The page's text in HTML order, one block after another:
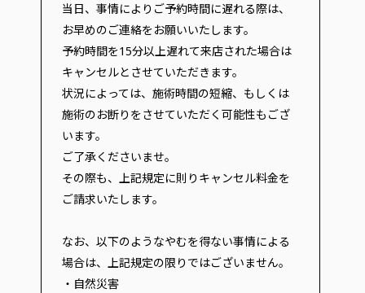
当日、事情によりご予約時間に遅れる際は、
お早めのご連絡をお願いいたします。
予約時間を15分以上遅れて来店された場合は
キャンセルとさせていただきます。
状況によっては、施術時間の短縮、もしくは
施術のお断りをさせていただく可能性もござ
います。
ご了承くださいませ。
その際も、上記規定に則りキャンセル料金を
ご請求いたします。
なお、以下のようなやむを得ない事情による
場合は、上記規定の限りではございません。
・自然災害